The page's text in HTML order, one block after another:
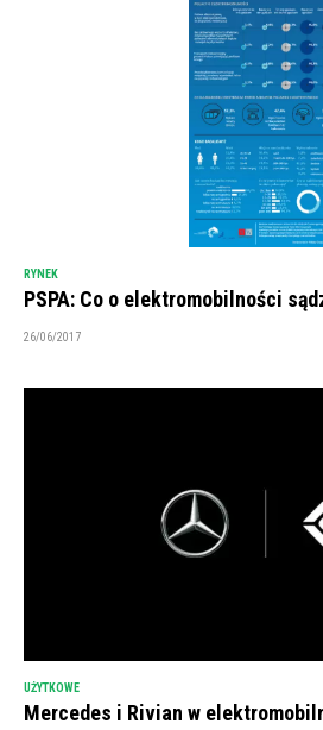
RYNEK
PSPA: Co o elektromobilności
26/06/2017
UŻYTKOWE
Mercedes i Rivian w